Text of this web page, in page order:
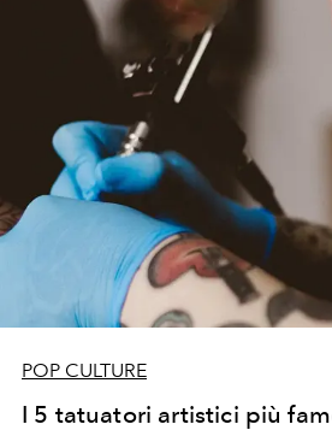
POP CULTURE
I 5 tatuatori artistici più